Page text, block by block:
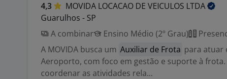
4,3 MOVIDA LOCACAO DE VEICULOS LTDA
Guarulhos - SP
A combinar
Ensino Médio (2º Grau)
A MOVIDA busca um Auxiliar de Frota para atuar
Aeroporto, com foco em gestão e suporte à frota.
coordenar as atividades rela...